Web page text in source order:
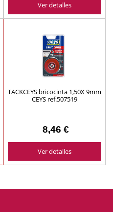
Ver detalles
TACKCEYS bricocinta 1,50X 9mm
CEYS ref.507519
8,46 €
Ver detalles